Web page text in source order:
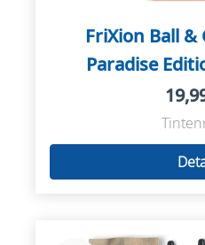
FriXion Ball &
Paradise